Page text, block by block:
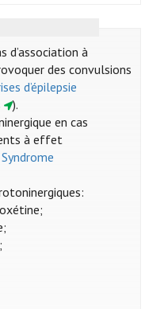
d’association à
des convulsions
d’épilepsie
).
en cas
à effet